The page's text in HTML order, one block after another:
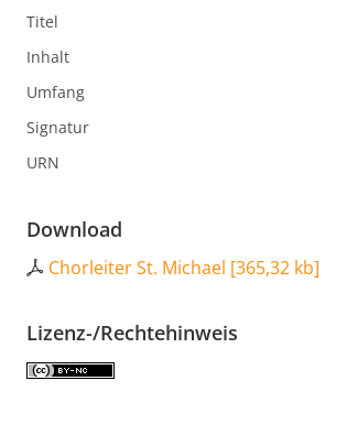
Titel
Inhalt
Umfang
Signatur
URN
Download
Chorleiter St. Michael [365,32 kb]
Lizenz-/Rechtehinweis